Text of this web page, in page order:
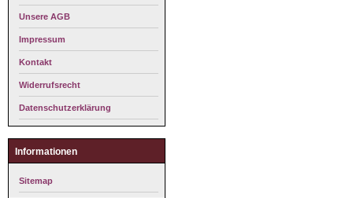
Unsere AGB
Impressum
Kontakt
Widerrufsrecht
Datenschutzerklärung
Informationen
Sitemap